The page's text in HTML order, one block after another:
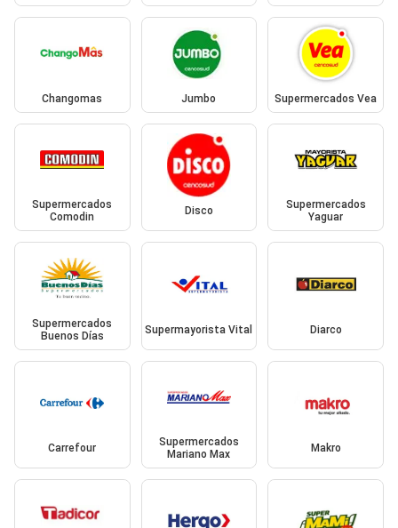
Changomas Jumbo Supermercados Vea
Supermercados
Comodin
Disco
Supermercados
Yaguar
Supermercados
Buenos Días
Supermayorista Vital Diarco
Carrefour
Supermercados
Mariano Max
Makro